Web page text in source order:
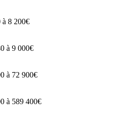
à 8 200€
à 9 000€
à 72 900€
à 589 400€